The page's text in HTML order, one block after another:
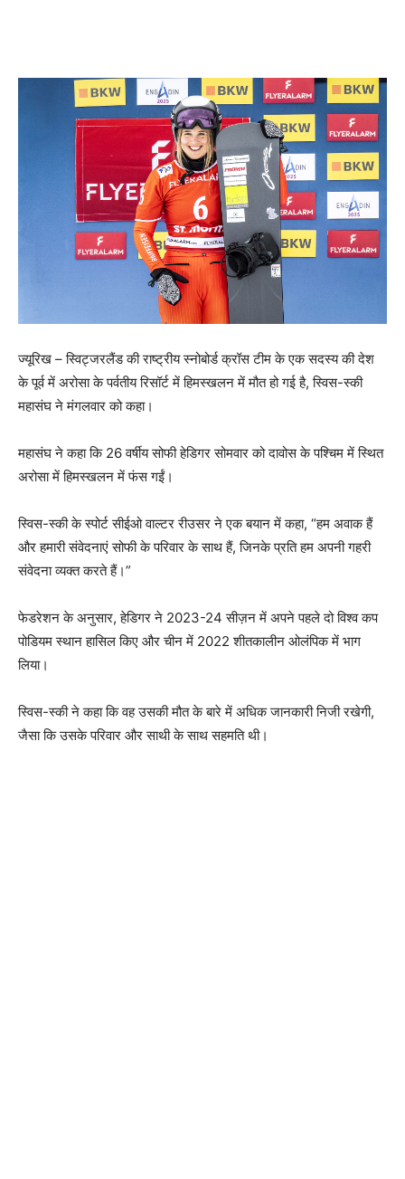
ज्यूरिख – स्विट्जरलैंड की राष्ट्रीय स्नोबोर्ड क्रॉस टीम के एक सदस्य की देश
के पूर्व में अरोसा के पर्वतीय रिसॉर्ट में हिमस्खलन में मौत हो गई है, स्विस-स्की
महासंघ ने मंगलवार को कहा।
महासंघ ने कहा कि 26 वर्षीय सोफी हेडिगर सोमवार को दावोस के पश्चिम में स्थित
अरोसा में हिमस्खलन में फंस गईं।
स्विस-स्की के स्पोर्ट सीईओ वाल्टर रीउसर ने एक बयान में कहा, “हम अवाक हैं
और हमारी संवेदनाएं सोफी के परिवार के साथ हैं, जिनके प्रति हम अपनी गहरी
संवेदना व्यक्त करते हैं।”
फेडरेशन के अनुसार, हेडिगर ने 2023-24 सीज़न में अपने पहले दो विश्व कप
पोडियम स्थान हासिल किए और चीन में 2022 शीतकालीन ओलंपिक में भाग
लिया।
स्विस-स्की ने कहा कि वह उसकी मौत के बारे में अधिक जानकारी निजी रखेगी,
जैसा कि उसके परिवार और साथी के साथ सहमति थी।